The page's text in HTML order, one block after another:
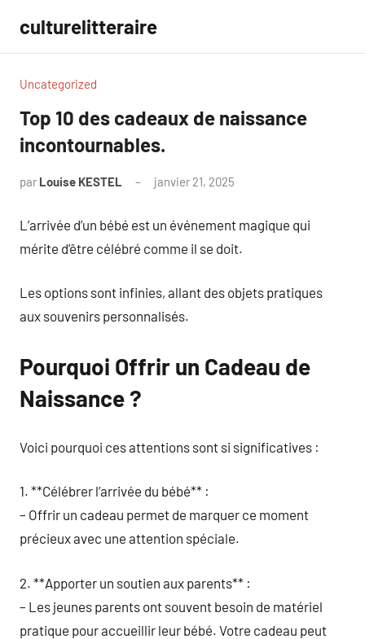
contenu
culturelitteraire
Uncategorized
Top 10 des cadeaux de naissance
incontournables.
par Louise KESTEL janvier 21, 2025
L’arrivée d’un bébé est un événement magique qui
mérite d’être célébré comme il se doit.
Les options sont infinies, allant des objets pratiques
aux souvenirs personnalisés.
Pourquoi Offrir un Cadeau de
Naissance ?
Voici pourquoi ces attentions sont si significatives :
1. **Célébrer l’arrivée du bébé** :
– Offrir un cadeau permet de marquer ce moment
précieux avec une attention spéciale.
2. **Apporter un soutien aux parents** :
– Les jeunes parents ont souvent besoin de matériel
pratique pour accueillir leur bébé. Votre cadeau peut